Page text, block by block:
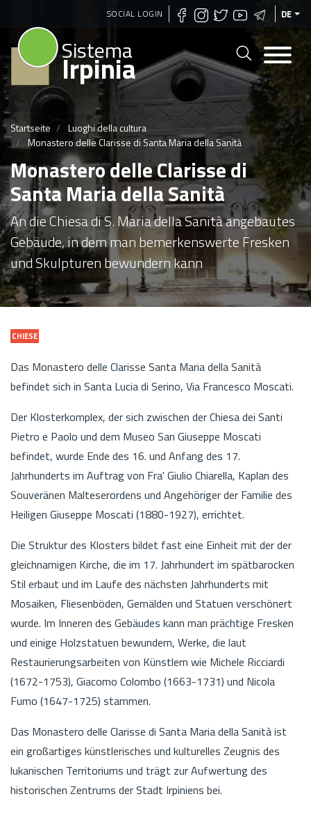
Direkt
zum
SOCIAL LOGIN DE
Sistema
Irpinia
Startseite
Luoghi della cultura
Monastero delle Clarisse di Santa Maria della Sanità
Monastero delle Clarisse di
Santa Maria della Sanità
An die Chiesa di S. Maria della Sanità angebautes
Gebäude, in dem man bemerkenswerte Fresken
und Skulpturen bewundern kann
CHIESE
Das Monastero delle Clarisse Santa Maria della Sanità
befindet sich in Santa Lucia di Serino, Via Francesco Moscati.
Der Klosterkomplex, der sich zwischen der Chiesa dei Santi
Pietro e Paolo und dem Museo San Giuseppe Moscati
befindet, wurde Ende des 16. und Anfang des 17.
Jahrhunderts im Auftrag von Fra' Giulio Chiarella, Kaplan des
Souveränen Malteserordens und Angehöriger der Familie des
Heiligen Giuseppe Moscati (1880-1927), errichtet.
Die Struktur des Klosters bildet fast eine Einheit mit der der
gleichnamigen Kirche, die im 17. Jahrhundert im spätbarocken
Stil erbaut und im Laufe des nächsten Jahrhunderts mit
Mosaiken, Fliesenböden, Gemälden und Statuen verschönert
wurde. Im Inneren des Gebäudes kann man prächtige Fresken
und einige Holzstatuen bewundern, Werke, die laut
Restaurierungsarbeiten von Künstlern wie Michele Ricciardi
(1672-1753), Giacomo Colombo (1663-1731) und Nicola
Fumo (1647-1725) stammen.
Das Monastero delle Clarisse di Santa Maria della Sanità ist
ein großartiges künstlerisches und kulturelles Zeugnis des
lukanischen Territoriums und trägt zur Aufwertung des
historischen Zentrums der Stadt Irpiniens bei.